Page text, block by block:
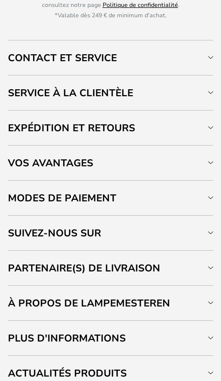
consultez notre page Politique de confidentialité.
*Valable dès 249 € de minimum d'achat.
CONTACT ET SERVICE
SERVICE À LA CLIENTÈLE
EXPÉDITION ET RETOURS
VOS AVANTAGES
MODES DE PAIEMENT
SUIVEZ-NOUS SUR
PARTENAIRE(S) DE LIVRAISON
À PROPOS DE LAMPEMESTEREN
PLUS D'INFORMATIONS
ACTUALITÉS PRODUITS